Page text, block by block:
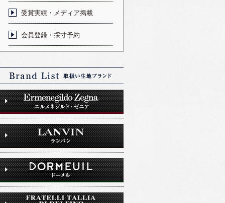
受賞実績・メディア掲載
会員登録・採寸予約